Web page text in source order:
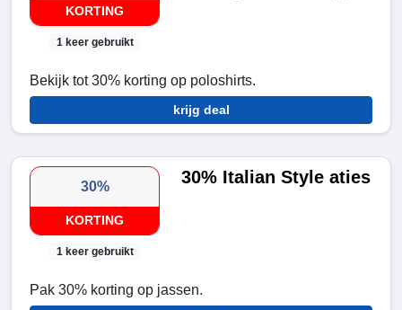
KORTING
1 keer gebruikt
Bekijk tot 30% korting op poloshirts.
krijg deal
30%
KORTING
1 keer gebruikt
30% Italian Style aties
Pak 30% korting op jassen.